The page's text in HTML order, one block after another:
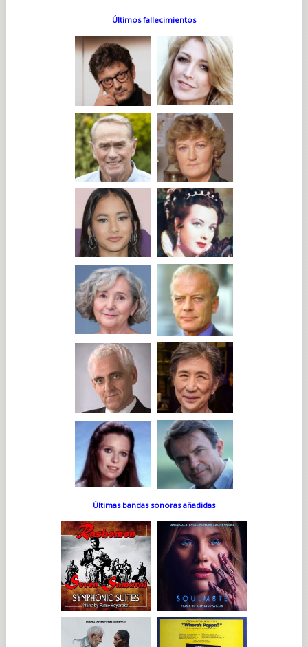
Últimos fallecimientos
Últimas bandas sonoras añadidas